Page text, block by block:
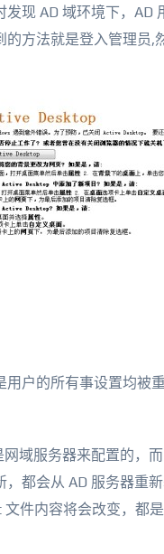
现 AD 域环境下，
方法就是登入管理员
户的所有事设置均被
域服务器来配置的，
都会从 AD 服务器重
件内容将会改变，都